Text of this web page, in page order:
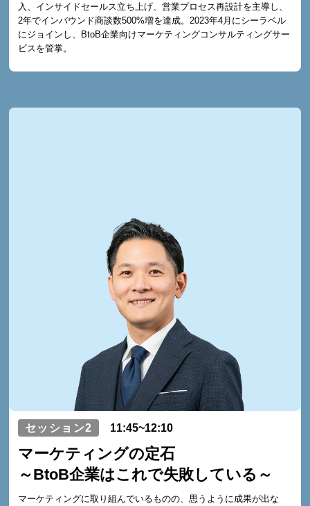
入、インサイドセールス立ち上げ、営業プロセス再設計を主導し、
2年でインバウンド商談数500%増を達成。2023年4月にシーラベル
にジョインし、BtoB企業向けマーケティングコンサルティングサー
ビスを管掌。
セッション2 11:45~12:10
マーケティングの定石
～BtoB企業はこれで失敗している～
マーケティングに取り組んでいるものの、思うように成果が出な